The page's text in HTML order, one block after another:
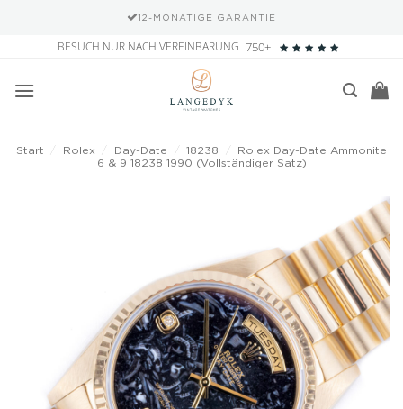
12-MONATIGE GARANTIE
springen
BESUCH NUR NACH VEREINBARUNG 750+
Start Rolex Day-Date 18238
Rolex Day-Date Ammonite
6 & 9 18238 1990 (Vollständiger Satz)
Add to
wishlist